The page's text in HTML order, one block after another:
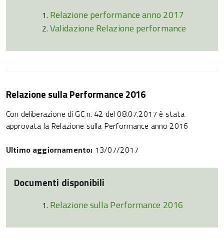
Relazione performance anno 2017
Validazione Relazione performance
Relazione sulla Performance 2016
Con deliberazione di GC n. 42 del 08.07.2017 è stata
approvata la Relazione sulla Performance anno 2016
Ultimo aggiornamento: 13/07/2017
Documenti disponibili
Relazione sulla Performance 2016